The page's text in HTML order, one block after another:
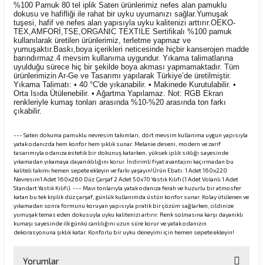
%100 Pamuk 80 tel iplik Saten ürünlerimiz nefes alan pamuklu
dokusu ve hafifliği ile rahat bir uyku uyumanızı sağlar.Yumuşak
tuşesi, hafif ve nefes alan yapısıyla uyku kalitenizi arttırır.OEKO-
TEX,AMFORİ,TSE,ORGANIC TEXTILE Sertifikalı %100 pamuk
kullanılarak üretilen ürünlerimiz, terletme yapmaz ve
yumuşaktır.Baskı,boya içerikleri neticesinde hiçbir kanserojen madde
barındırmaz.4 mevsim kullanıma uygundur. Yıkama talimatlarına
uyulduğu sürece hiç bir şekilde boya akması yapmamaktadır. Tüm
ürünlerimizin Ar-Ge ve Tasarımı yapılarak Türkiye’de üretilmiştir.
Yıkama Talimatı: • 40 °C'de yıkanabilir. • Makinede Kurutulabilir. •
Orta Isıda Ütülenebilir. • Ağartma Yapılamaz. Not: RGB Ekran
renkleriyle kumaş tonları arasında %10-%20 arasında ton farkı
çıkabilir.
--- Saten dokuma pamuklu nevresim takımları, dört mevsim kullanıma uygun yapısıyla
yatak odanızda hem konfor hem şıklık sunar. Melanie deseni, modern ve zarif
tasarımıyla odanıza estetik bir dokunuş katarken, yüksek iplik sıklığı sayesinde
yıkamadan yıkamaya dayanıklılığını korur. İndirimli fiyat avantajını kaçırmadan bu
kaliteli takımı hemen sepete ekleyin ve farkı yaşayın!Ürün Ebatı: 1 Adet 160x220
Nevresim1 Adet 160x260 Düz Çarşaf 2 Adet 50x70 Yastık Kılıfı (1 Adet Volanlı 1 Adet
Standart Yastık Kılıfı). --- Mavi tonlarıyla yatak odanıza ferah ve huzurlu bir atmosfer
katan bu tek kişilik düz çarşaf, günlük kullanımda üstün konfor sunar. Kolay ütülenen ve
yıkamadan sonra formunu koruyan yapısıyla pratik bir çözüm sağlarken, cildinize
yumuşak temas eden dokusuyla uyku kalitenizi artırır. Renk solmasına karşı dayanıklı
kumaşı sayesinde ilk günkü canlılığını uzun süre korur ve yatak odanızın
dekorasyonuna şıklık katar. Konforlu bir uyku deneyimi için hemen sepete ekleyin!
Yorumlar